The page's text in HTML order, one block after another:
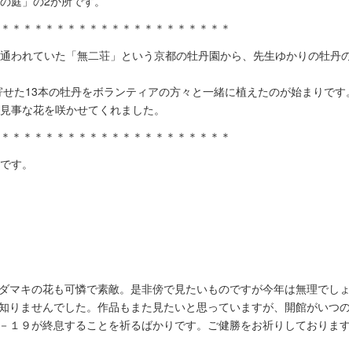
＊＊＊＊＊＊＊＊＊＊＊＊＊＊＊＊＊＊＊＊
われていた「無二荘」という京都の牡丹園から、先生ゆかりの牡丹
た13本の牡丹をボランティアの方々と一緒に植えたのが始まりです。
な花を咲かせてくれました。
＊＊＊＊＊＊＊＊＊＊＊＊＊＊＊＊＊＊＊＊
す。
キの花も可憐で素敵。是非傍で見たいものですが今年は無理でしょ
りませんでした。作品もまた見たいと思っていますが、開館がいつ
１９が終息することを祈るばかりです。ご健勝をお祈りしておりま